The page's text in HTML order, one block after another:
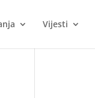
Vijesti